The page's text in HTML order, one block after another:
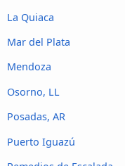
La Quiaca
Mar del Plata
Mendoza
Osorno, LL
Posadas, AR
Puerto Iguazú